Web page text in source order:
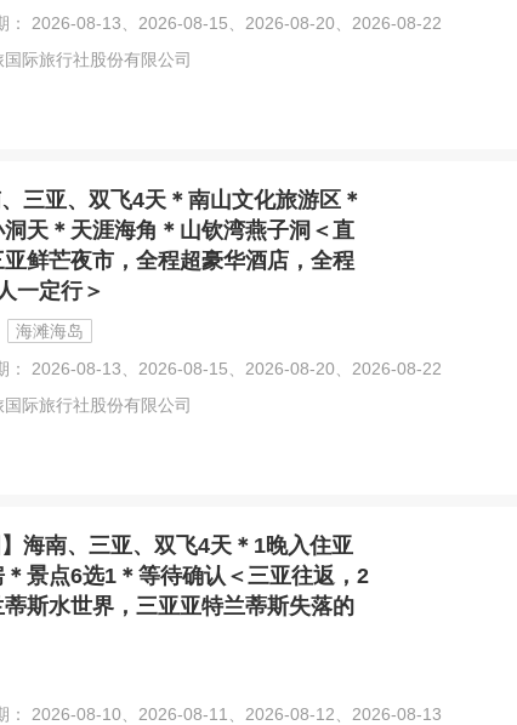
： 2026-08-13、2026-08-15、2026-08-20、2026-08-22
际旅行社股份有限公司
、三亚、双飞4天＊南山文化旅游区＊
天＊天涯海角＊山钦湾燕子洞＜直
鲜芒夜市，全程超豪华酒店，全程
一定行＞
海滩海岛
： 2026-08-13、2026-08-15、2026-08-20、2026-08-22
际旅行社股份有限公司
】海南、三亚、双飞4天＊1晚入住亚
景点6选1＊等待确认＜三亚往返，2
斯水世界，三亚亚特兰蒂斯失落的
： 2026-08-10、2026-08-11、2026-08-12、2026-08-13